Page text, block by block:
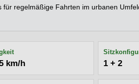
regelmäßige Fahrten im urbanen
km/h 1 + 2